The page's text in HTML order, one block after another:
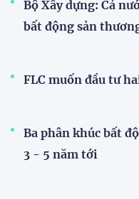
Bộ Xây dựng: Cả
bất động sản
FLC muốn đầu tư
Ba phân khúc bất
3 - 5 năm tới